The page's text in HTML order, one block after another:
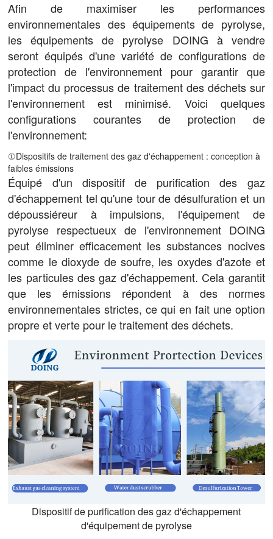
Afin de maximiser les performances
environnementales des équipements de pyrolyse,
les équipements de pyrolyse DOING à vendre
seront équipés d'une variété de configurations de
protection de l'environnement pour garantir que
l'impact du processus de traitement des déchets sur
l'environnement est minimisé. Voici quelques
configurations courantes de protection de
l'environnement:
①Dispositifs de traitement des gaz d'échappement : conception à
faibles émissions
Équipé d'un dispositif de purification des gaz
d'échappement tel qu'une tour de désulfuration et un
dépoussiéreur à impulsions, l'équipement de
pyrolyse respectueux de l'environnement DOING
peut éliminer efficacement les substances nocives
comme le dioxyde de soufre, les oxydes d'azote et
les particules des gaz d'échappement. Cela garantit
que les émissions répondent à des normes
environnementales strictes, ce qui en fait une option
propre et verte pour le traitement des déchets.
Dispositif de purification des gaz d'échappement
d'équipement de pyrolyse